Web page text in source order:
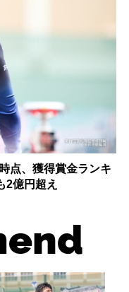
点、獲得賞金ランキ
2億円超え